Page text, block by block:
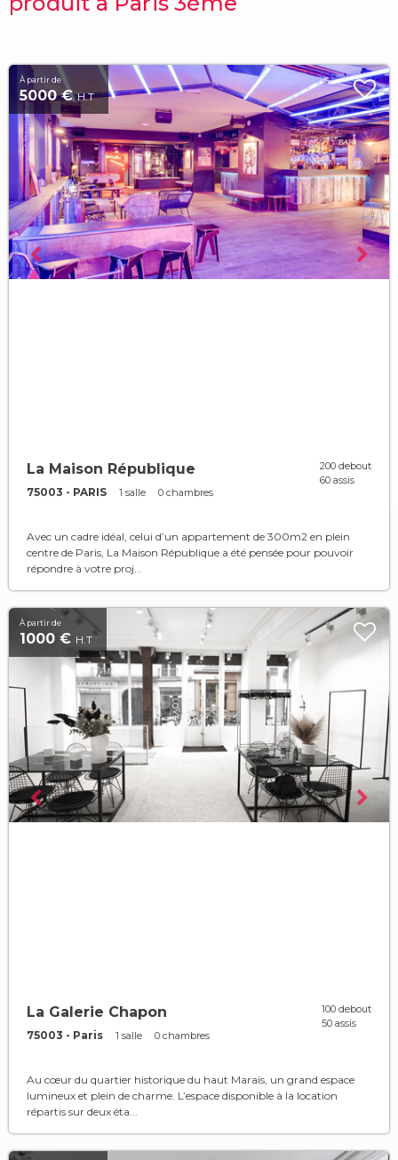
À partir de
5000 €H.T
La Maison République
75003 - PARIS 1 salle 0 chambres
200 debout
60 assis
Avec un cadre idéal, celui d’un appartement de 300m2 en plein
centre de Paris, La Maison République a été pensée pour pouvoir
répondre à votre proj...
À partir de
1000 € H.T
La Galerie Chapon
75003 - Paris 1 salle 0 chambres
100 debout
50 assis
Au cœur du quartier historique du haut Marais, un grand espace
lumineux et plein de charme. L’espace disponible à la location
répartis sur deux éta...